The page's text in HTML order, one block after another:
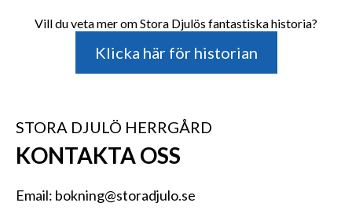
Vill du veta mer om Stora Djulös fantastiska historia?
Klicka här för historian
STORA DJULÖ HERRGÅRD
KONTAKTA OSS
Email: bokning@storadjulo.se